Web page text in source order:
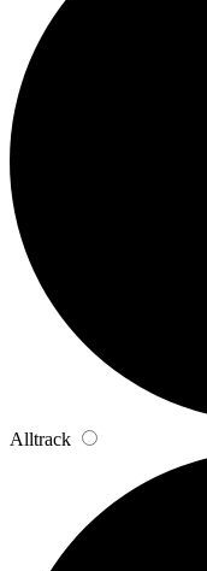
Alltrack